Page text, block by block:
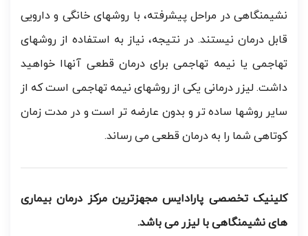
نشیمنگاهی در مراحل پیشرفته، با روشهای خانگی و دارویی
قابل درمان نیستند. در نتیجه، نیاز به استفاده از روشهای
تهاجمی یا نیمه تهاجمی برای درمان قطعی آنهاا خواهید
داشت. لیزر درمانی یکی از روشهای نیمه تهاجمی است که از
سایر روشها ساده تر و بدون عارضه تر است و در مدت زمان
کوتاهی شما را به درمان قطعی می رساند.
کلینیک تخصصی پارادایس مجهزترین مرکز درمان بیماری
های نشیمنگاهی با لیزر می باشد.